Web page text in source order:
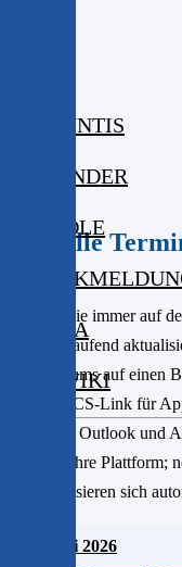
WEBUNTIS
KALENDER
MOODLE
MENSA
DIGIWIKI
Aktuelle
Bleiben Sie immer auf
wird fortlaufend
Gymnasiums auf einen
per iCal/ICS-Link für
Kalender, Outlook und
Link für Ihre Plattform;
synchronisieren sich
< Juli 2026